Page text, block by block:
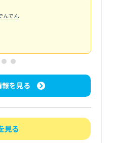
んでん
を見る
見る